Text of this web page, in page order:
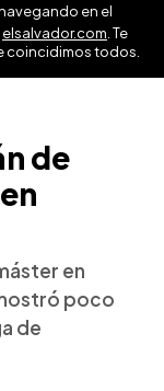
en el
elsalvador.com . Te
coincidimos todos.
de
en
poco
de